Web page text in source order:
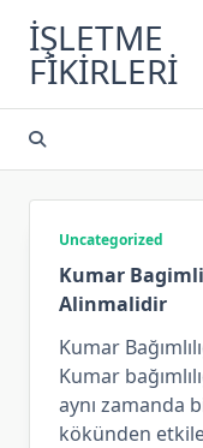
content
İŞLETME
FIKIRLERI
Uncategorized
Kumar
Alinmalidir
Kumar
Kumar
aynı zamanda
kökünden